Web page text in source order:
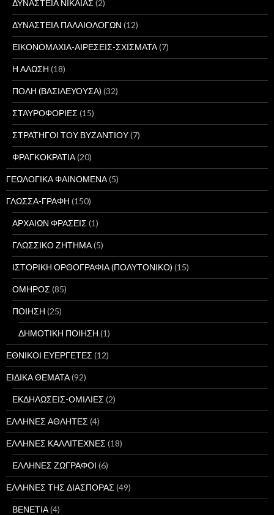
ΔΥΝΑΣΤΕΙΑ ΝΙΚΑΙΑΣ (2)
ΔΥΝΑΣΤΕΙΑ ΠΑΛΑΙΟΛΟΓΩΝ (12)
ΕΙΚΟΝΟΜΑΧΙΑ-ΑΙΡΕΣΕΙΣ-ΣΧΙΣΜΑΤΑ(7)
Η ΑΛΩΣΗ (18)
ΠΟΛΗ (ΒΑΣΙΛΕΥΟΥΣΑ) (32)
ΣΤΑΥΡΟΦΟΡΙΕΣ (15)
ΣΤΡΑΤΗΓΟΙ ΤΟΥ ΒΥΖΑΝΤΙΟΥ(7)
ΦΡΑΓΚΟΚΡΑΤΙΑ(20)
ΓΕΩΛΟΓΙΚΑ ΦΑΙΝΟΜΕΝΑ(5)
ΓΛΩΣΣΑ-ΓΡΑΦΗ (150)
ΑΡΧΑΙΩΝ ΦΡΑΣΕΙΣ (1)
ΓΛΩΣΣΙΚΟ ΖΗΤΗΜΑ(5)
ΙΣΤΟΡΙΚΗ ΟΡΘΟΓΡΑΦΙΑ (ΠΟΛΥΤΟΝΙΚΟ) (15)
ΟΜΗΡΟΣ (85)
ΠΟΙΗΣΗ (25)
ΔΗΜΟΤΙΚΗ ΠΟΙΗΣΗ (1)
ΕΘΝΙΚΟΙ ΕΥΕΡΓΕΤΕΣ (12)
ΕΙΔΙΚΑ ΘΕΜΑΤΑ(92)
ΕΚΔΗΛΩΣΕΙΣ-ΟΜΙΛΙΕΣ (2)
ΕΛΛΗΝΕΣ ΑΘΛΗΤΕΣ (4)
ΕΛΛΗΝΕΣ ΚΑΛΛΙΤΕΧΝΕΣ (18)
ΕΛΛΗΝΕΣ ΖΩΓΡΑΦΟΙ (6)
ΕΛΛΗΝΕΣ ΤΗΣ ΔΙΑΣΠΟΡΑΣ (49)
ΒΕΝΕΤΙΑ(4)